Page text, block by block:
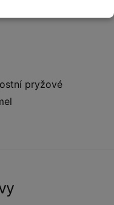
pryžové